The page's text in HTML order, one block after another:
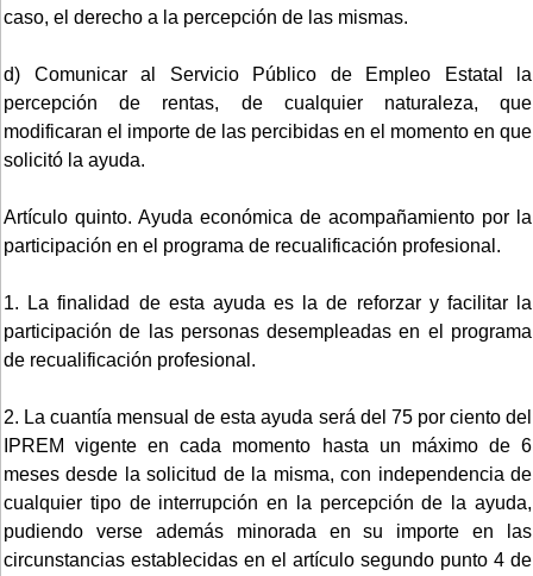
caso, el derecho a la percepción de las mismas.
d) Comunicar al Servicio Público de Empleo Estatal la
percepción de rentas, de cualquier naturaleza, que
modificaran el importe de las percibidas en el momento en que
solicitó la ayuda.
Artículo quinto. Ayuda económica de acompañamiento por la
participación en el programa de recualificación profesional.
1. La finalidad de esta ayuda es la de reforzar y facilitar la
participación de las personas desempleadas en el programa
de recualificación profesional.
2. La cuantía mensual de esta ayuda será del 75 por ciento del
IPREM vigente en cada momento hasta un máximo de 6
meses desde la solicitud de la misma, con independencia de
cualquier tipo de interrupción en la percepción de la ayuda,
pudiendo verse además minorada en su importe en las
circunstancias establecidas en el artículo segundo punto 4 de